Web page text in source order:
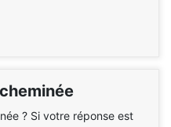
? Si votre réponse est